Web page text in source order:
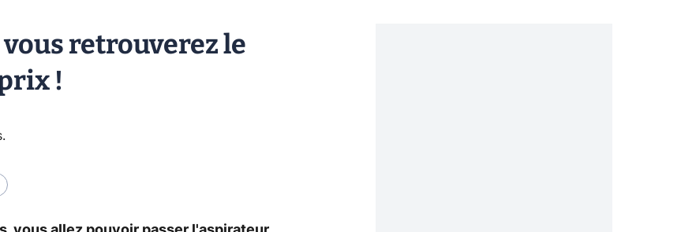
retrouverez le
!
.